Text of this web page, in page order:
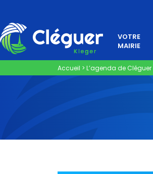
VOTRE
MAIRIE
Accueil > L’agenda de Cléguer